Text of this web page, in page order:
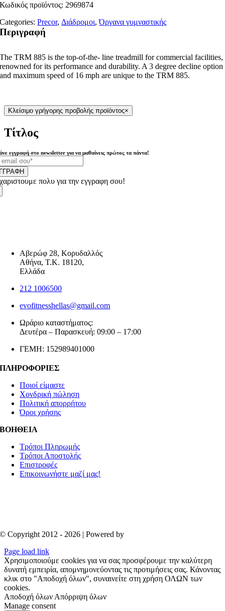
Κωδικός προϊόντος:2969874
Categories:Precor,Διάδρομοι,Όργανα γυμναστικής
Περιγραφή
The TRM 885 is the top-of-the- line treadmill for commercial facilities,
renowned for its performance and durability. A 3 degree decline option
and maximum speed of 16 mph are unique to the TRM 885.
Κλείσιμο γρήγορης προβολής προϊόντος×
Τίτλος
εγγραφή στο newsletter για να μαθαίνεις πρώτος τα πάντα!
πολυ για την εγγραφη σου!
Αβερώφ 28, Κορυδαλλός
Αθήνα, Τ.Κ. 18120,
Ελλάδα
212 1006500
evofitnesshellas@gmail.com
Ωράριο καταστήματος:
Δευτέρα – Παρασκευή: 09:00 – 17:00
ΓΕΜΗ: 152989401000
ΠΛΗΡΟΦΟΡΙΕΣ
Ποιοί είμαστε
Χονδρική πώληση
Πολιτική απορρήτου
Όροι χρήσης
ΒΟΗΘΕΙΑ
Τρόποι Πληρωμής
Τρόποι Αποστολής
Επιστροφές
Επικοινωνήστε μαζί μας!
© Copyright 2012 - 2026 | Powered by
Page load link
Χρησιμοποιούμε cookies για να σας προσφέρουμε την καλύτερη
δυνατή εμπειρία, απομνημονεύοντας τις προτιμήσεις σας. Κάνοντας
κλικ στο "Αποδοχή όλων", συναινείτε στη χρήση ΟΛΩΝ των
cookies.
Αποδοχή όλων Απόρριψη όλων
Manage consent